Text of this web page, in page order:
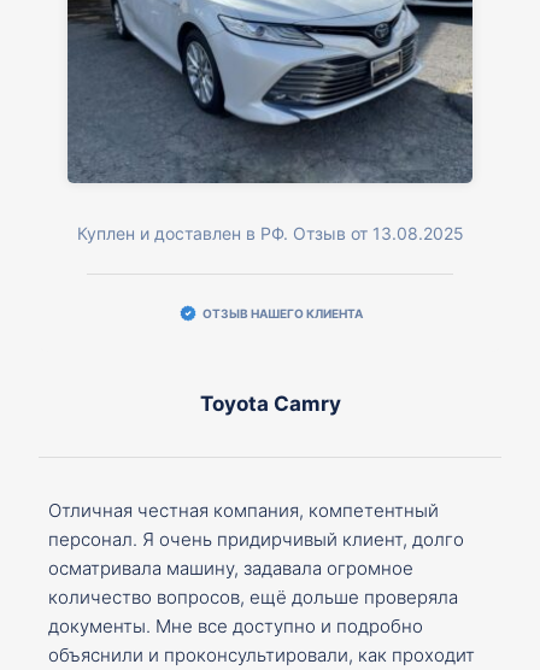
Куплен и доставлен в РФ. Отзыв от 13.08.2025
ОТЗЫВ НАШЕГО КЛИЕНТА
Toyota Camry
Отличная честная компания, компетентный
персонал. Я очень придирчивый клиент, долго
осматривала машину, задавала огромное
количество вопросов, ещё дольше проверяла
документы. Мне все доступно и подробно
объяснили и проконсультировали, как проходит